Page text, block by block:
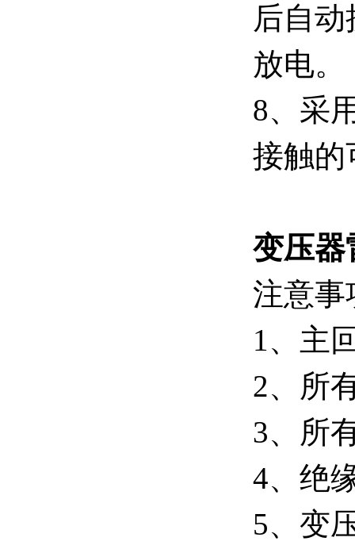
后自
放电。
8、采
接触的
变压器
注意事
1、主
2、所
3、所
4、绝
5、变